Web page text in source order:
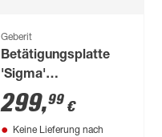
Geberit
Betätigungsplatte
'Sigma'
schieferfarben, für 2-
Mengen-Spülung
299,99 €
Keine Lieferung nach